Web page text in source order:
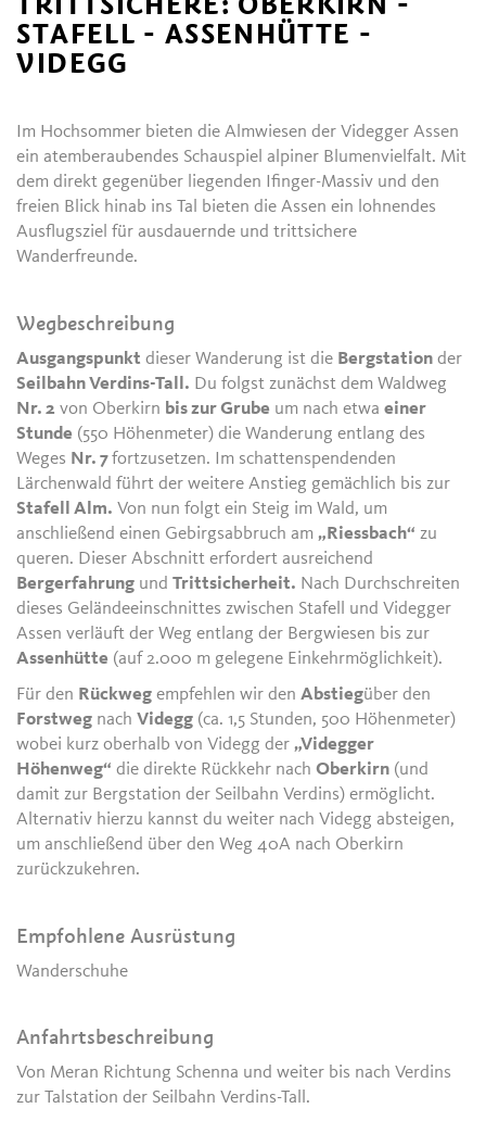
STAFELL - ASSENHÜTTE -
VIDEGG
Im Hochsommer bieten die Almwiesen der Videgger Assen
ein atemberaubendes Schauspiel alpiner Blumenvielfalt. Mit
dem direkt gegenüber liegenden Ifinger-Massiv und den
freien Blick hinab ins Tal bieten die Assen ein lohnendes
Ausflugsziel für ausdauernde und trittsichere
Wanderfreunde.
Wegbeschreibung
Ausgangspunkt dieser Wanderung ist die Bergstation der
Seilbahn Verdins-Tall. Du folgst zunächst dem Waldweg
Nr. 2 von Oberkirn bis zur Grube um nach etwaeiner
Stunde (550 Höhenmeter) die Wanderung entlang des
Weges Nr. 7fortzusetzen. Im schattenspendenden
Lärchenwald führt der weitere Anstieg gemächlich bis zur
Stafell Alm. Von nun folgt ein Steig im Wald, um
anschließend einen Gebirgsabbruch am„Riessbach“ zu
queren. Dieser Abschnitt erfordert ausreichend
Bergerfahrung undTrittsicherheit. Nach Durchschreiten
dieses Geländeeinschnittes zwischen Stafell und Videgger
Assen verläuft der Weg entlang der Bergwiesen bis zur
Assenhütte (auf 2.000 m gelegene Einkehrmöglichkeit).
Für den Rückweg empfehlen wir denAbstiegüber den
Forstweg nachVidegg (ca. 1,5 Stunden, 500 Höhenmeter)
wobei kurz oberhalb von Videgg der„Videgger
Höhenweg“ die direkte Rückkehr nachOberkirn (und
damit zur Bergstation der Seilbahn Verdins) ermöglicht.
Alternativ hierzu kannst du weiter nach Videgg absteigen,
um anschließend über den Weg 40A nach Oberkirn
zurückzukehren.
Empfohlene Ausrüstung
Wanderschuhe
Anfahrtsbeschreibung
Von Meran Richtung Schenna und weiter bis nach Verdins
zur Talstation der Seilbahn Verdins-Tall.